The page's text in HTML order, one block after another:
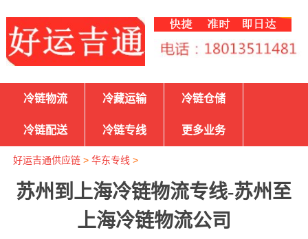
冷链物流 冷藏运输 冷链仓储
冷链配送 冷链专线 更多业务
好运吉通供应链> 华东专线 >
苏州到上海冷链物流专线-苏州至
上海冷链物流公司